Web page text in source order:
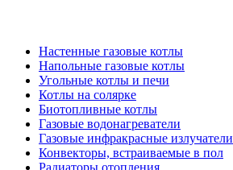
Настенные газовые котлы
Напольные газовые котлы
Угольные котлы и печи
Котлы на солярке
Биотопливные котлы
Газовые водонагреватели
Газовые инфракрасные излучатели
Конвекторы, встраиваемые в пол